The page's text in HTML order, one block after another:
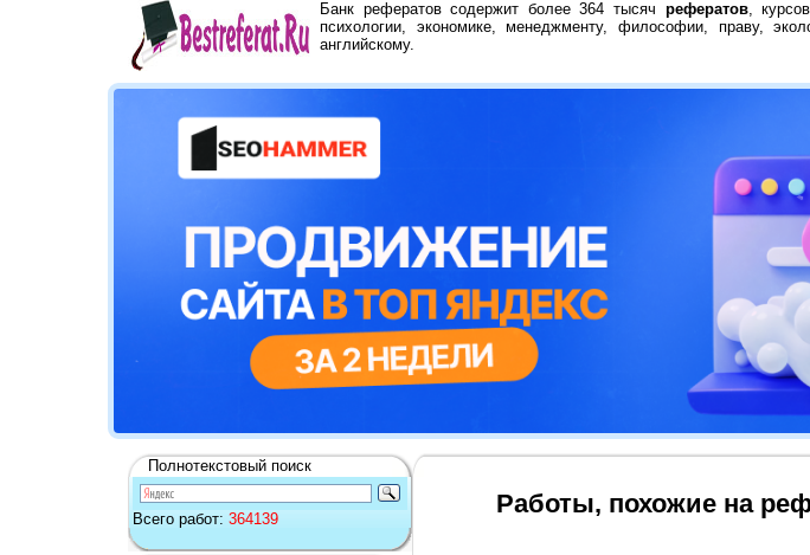
Банк рефератов содержит более 364 тысяч рефератов,
психологии, экономике, менеджменту, философии, праву,
английскому.
Полнотекстовый поиск
Всего работ: 364139
Работы, похожие на